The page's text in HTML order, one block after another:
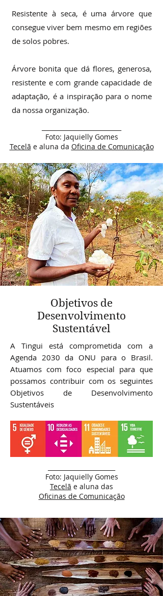
Resistente à seca, é uma árvore que
consegue viver bem mesmo em regiões
de solos pobres.
Árvore bonita que dá flores, generosa,
resistente e com grande capacidade de
adaptação, é a inspiração para o nome
da nossa organização.
Foto: Jaquielly Gomes
Tecelã e aluna da Oficina de Comunicação
Objetivos de
Desenvolvimento
Sustentável
A Tingui está comprometida com a
Agenda 2030 da ONU para o Brasil.
Atuamos com foco especial para que
possamos contribuir com os seguintes
Objetivos de Desenvolvimento
Sustentáveis
Foto: Jaquielly Gomes
Tecelã e aluna das
Oficinas de Comunicação